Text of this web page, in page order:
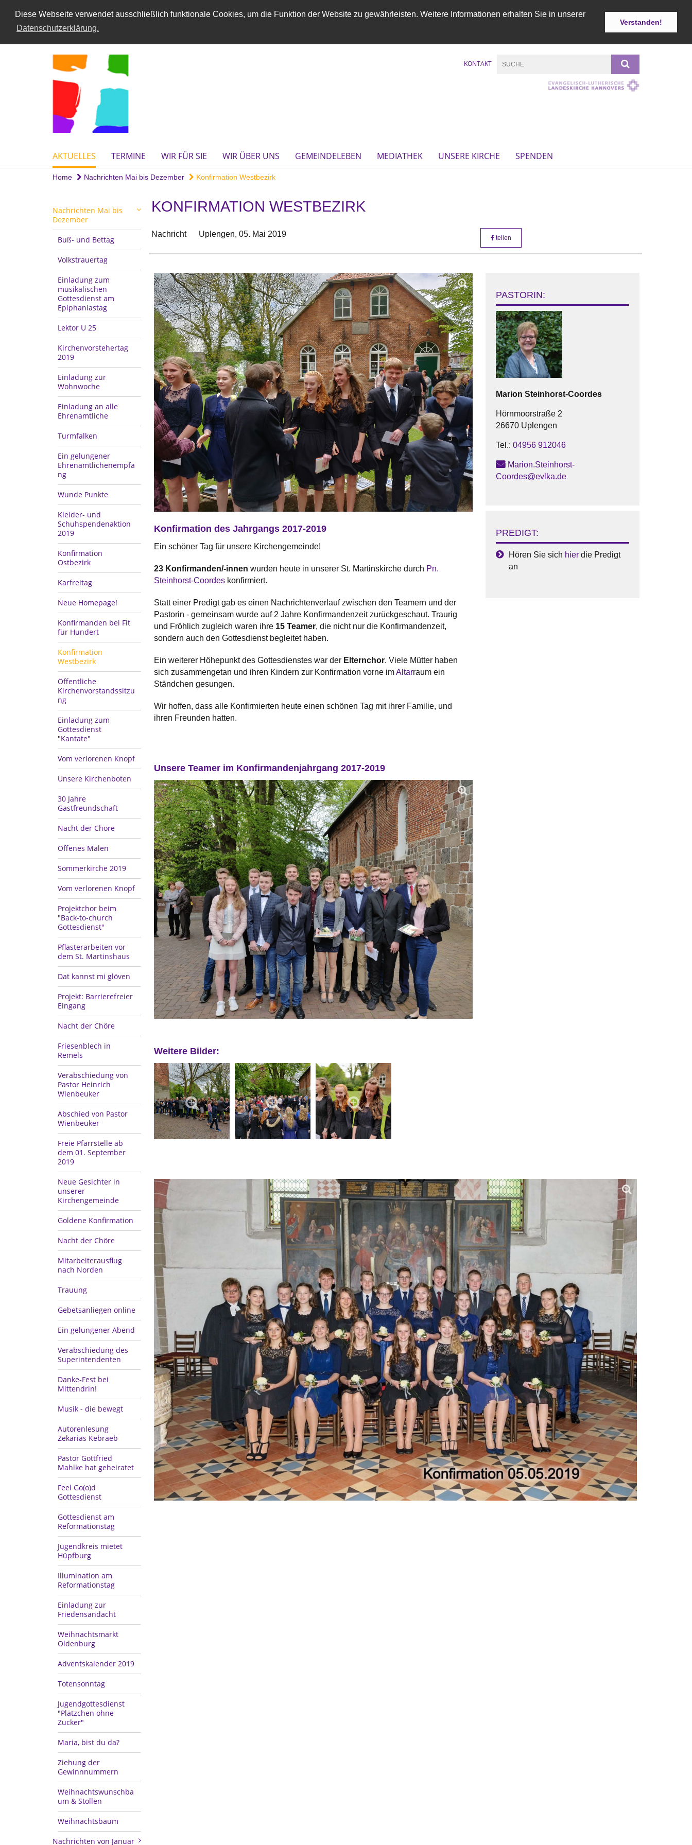
Diese Webseite verwendet ausschließlich funktionale Cookies, um die Funktion der Website zu gewährleisten. Weitere Informationen erhalten Sie in unserer
Datenschutzerklärung.
Verstanden!
KONTAKT
AKTUELLES TERMINE WIR FÜR SIE WIR ÜBER UNS GEMEINDELEBEN MEDIATHEK UNSERE KIRCHE SPENDEN
Home Nachrichten Mai bis Dezember Konfirmation Westbezirk
Nachrichten Mai bis
Dezember
Buß- und Bettag
Volkstrauertag
Einladung zum
musikalischen
Gottesdienst am
Epiphaniastag
Lektor U 25
Kirchenvorstehertag
2019
Einladung zur
Wohnwoche
Einladung an alle
Ehrenamtliche
Turmfalken
Ein gelungener
Ehrenamtlichenempfa
ng
Wunde Punkte
Kleider- und
Schuhspendenaktion
2019
Konfirmation
Ostbezirk
Karfreitag
Neue Homepage!
Konfirmanden bei Fit
für Hundert
Konfirmation
Westbezirk
Öffentliche
Kirchenvorstandssitzu
ng
Einladung zum
Gottesdienst
"Kantate"
Vom verlorenen Knopf
Unsere Kirchenboten
30 Jahre
Gastfreundschaft
Nacht der Chöre
Offenes Malen
Sommerkirche 2019
Vom verlorenen Knopf
Projektchor beim
"Back-to-church
Gottesdienst"
Pflasterarbeiten vor
dem St. Martinshaus
Dat kannst mi glöven
Projekt: Barrierefreier
Eingang
Nacht der Chöre
Friesenblech in
Remels
Verabschiedung von
Pastor Heinrich
Wienbeuker
Abschied von Pastor
Wienbeuker
Freie Pfarrstelle ab
dem 01. September
2019
Neue Gesichter in
unserer
Kirchengemeinde
Goldene Konfirmation
Nacht der Chöre
Mitarbeiterausflug
nach Norden
Trauung
Gebetsanliegen online
Ein gelungener Abend
Verabschiedung des
Superintendenten
Danke-Fest bei
Mittendrin!
Musik - die bewegt
Autorenlesung
Zekarias Kebraeb
Pastor Gottfried
Mahlke hat geheiratet
Feel Go(o)d
Gottesdienst
Gottesdienst am
Reformationstag
Jugendkreis mietet
Hüpfburg
Illumination am
Reformationstag
Einladung zur
Friedensandacht
Weihnachtsmarkt
Oldenburg
Adventskalender 2019
Totensonntag
Jugendgottesdienst
"Plätzchen ohne
Zucker"
Maria, bist du da?
Ziehung der
Gewinnnummern
Weihnachtswunschba
um & Stollen
Weihnachtsbaum
Nachrichten von Januar
KONFIRMATION WESTBEZIRK
Nachricht Uplengen, 05. Mai 2019 teilen
Konfirmation des Jahrgangs 2017-2019
Ein schöner Tag für unsere Kirchengemeinde!
23 Konfirmanden/-innen wurden heute in unserer St. Martinskirche durch Pn.
Steinhorst-Coordeskonfirmiert.
Statt einer Predigt gab es einen Nachrichtenverlauf zwischen den Teamern und der
Pastorin - gemeinsam wurde auf 2 Jahre Konfirmandenzeit zurückgeschaut. Traurig
und Fröhlich zugleich waren ihre 15 Teamer, die nicht nur die Konfirmandenzeit,
sondern auch den Gottesdienst begleitet haben.
Ein weiterer Höhepunkt des Gottesdienstes war der Elternchor. Viele Mütter haben
sich zusammengetan und ihren Kindern zur Konfirmation vorne imAltarraum ein
Ständchen gesungen.
Wir hoffen, dass alle Konfirmierten heute einen schönen Tag mit ihrer Familie, und
ihren Freunden hatten.
Unsere Teamer im Konfirmandenjahrgang 2017-2019
Weitere Bilder:
PASTORIN:
Marion Steinhorst-Coordes
Hörnmoorstraße 2
26670 Uplengen
Tel.: 04956 912046
Marion.Steinhorst-
Coordes@evlka.de
PREDIGT:
Hören Sie sich hierdie Predigt
an